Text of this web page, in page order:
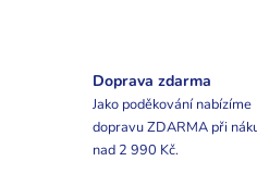
Doprava zdarma
Jako poděkování nabízíme
dopravu ZDARMA při
nad 2 990 Kč.